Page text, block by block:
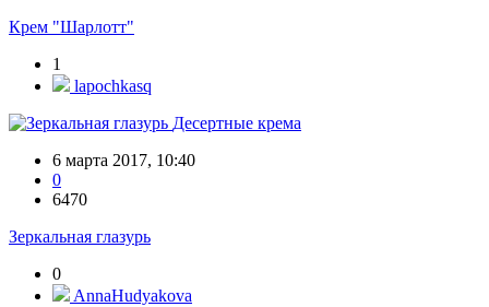
Крем "Шарлотт"
1
lapochkasq
Десертные крема
6 марта 2017, 10:40
0
6470
Зеркальная глазурь
0
AnnaHudyakova